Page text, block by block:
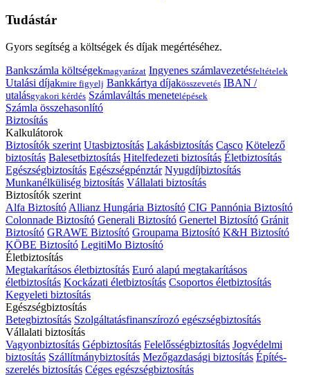
Tudástár
Gyors segítség a költségek és díjak megértéséhez.
Bankszámla költségekmagyarázat Ingyenes számlavezetésfeltételek
Utalási díjakmire figyelj Bankkártya díjakösszevetés IBAN /
utalásgyakori kérdés Számlaváltás menetelépések
Számla összehasonlító
Biztosítás
Kalkulátorok
Biztosítók szerint Utasbiztosítás Lakásbiztosítás Casco Kötelező
biztosítás Balesetbiztosítás Hitelfedezeti biztosítás Életbiztosítás
Egészségbiztosítás Egészségpénztár Nyugdíjbiztosítás
Munkanélküliség biztosítás Vállalati biztosítás
Biztosítók szerint
Alfa Biztosító Allianz Hungária Biztosító CIG Pannónia Biztosító
Colonnade Biztosító Generali Biztosító Genertel Biztosító Gránit
Biztosító GRAWE Biztosító Groupama Biztosító K&H Biztosító
KÖBE Biztosító LegitiMo Biztosító
Életbiztosítás
Megtakarításos életbiztosítás Euró alapú megtakarításos
életbiztosítás Kockázati életbiztosítás Csoportos életbiztosítás
Kegyeleti biztosítás
Egészségbiztosítás
Betegbiztosítás Szolgáltatásfinanszírozó egészségbiztosítás
Vállalati biztosítás
Vagyonbiztosítás Gépbiztosítás Felelősségbiztosítás Jogvédelmi
biztosítás Szállítmánybiztosítás Mezőgazdasági biztosítás Építés-
szerelés biztosítás Céges egészségbiztosítás